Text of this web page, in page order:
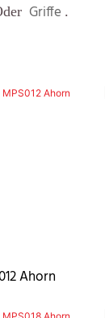
Griffe .
Ahorn